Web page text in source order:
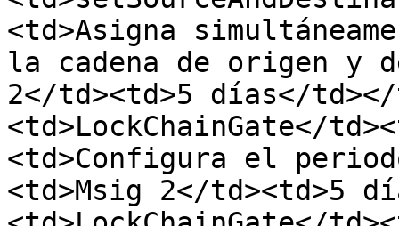
<td>Asigna
la cadena de origen y
2</td><td>5 días</
<td>LockChainGate</
<td>Configura el
<td>Msig 2</td><td>5